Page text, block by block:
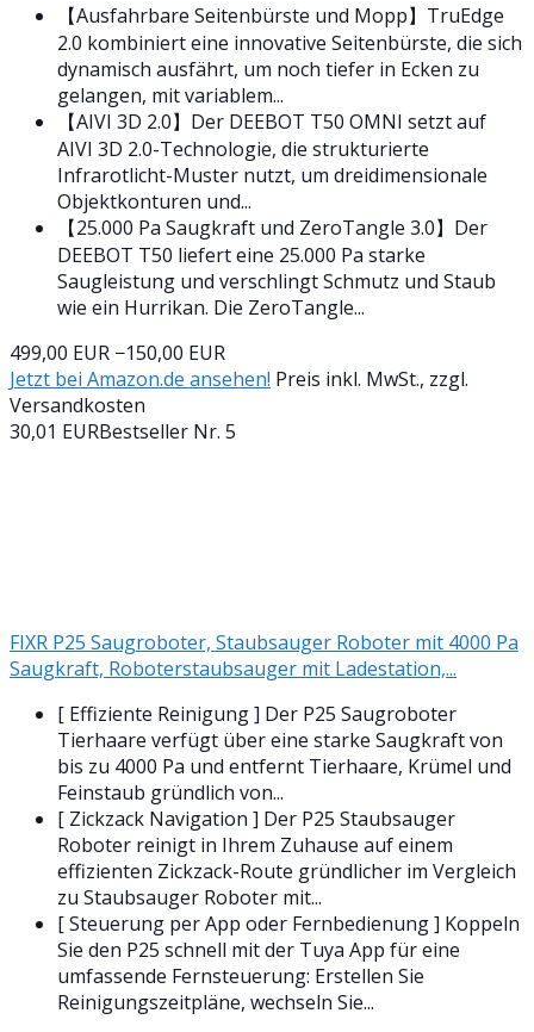
【Ausfahrbare Seitenbürste und Mopp】TruEdge
2.0 kombiniert eine innovative Seitenbürste, die sich
dynamisch ausfährt, um noch tiefer in Ecken zu
gelangen, mit variablem...
【AIVI 3D 2.0】Der DEEBOT T50 OMNI setzt auf
AIVI 3D 2.0-Technologie, die strukturierte
Infrarotlicht-Muster nutzt, um dreidimensionale
Objektkonturen und...
【25.000 Pa Saugkraft und ZeroTangle 3.0】Der
DEEBOT T50 liefert eine 25.000 Pa starke
Saugleistung und verschlingt Schmutz und Staub
wie ein Hurrikan. Die ZeroTangle...
499,00 EUR −150,00 EUR
Jetzt bei Amazon.de ansehen! Preis inkl. MwSt., zzgl.
Versandkosten
30,01 EURBestseller Nr. 5
FIXR P25 Saugroboter, Staubsauger Roboter mit 4000 Pa
Saugkraft, Roboterstaubsauger mit Ladestation,...
[ Effiziente Reinigung ] Der P25 Saugroboter
Tierhaare verfügt über eine starke Saugkraft von
bis zu 4000 Pa und entfernt Tierhaare, Krümel und
Feinstaub gründlich von...
[ Zickzack Navigation ] Der P25 Staubsauger
Roboter reinigt in Ihrem Zuhause auf einem
effizienten Zickzack-Route gründlicher im Vergleich
zu Staubsauger Roboter mit...
[ Steuerung per App oder Fernbedienung ] Koppeln
Sie den P25 schnell mit der Tuya App für eine
umfassende Fernsteuerung: Erstellen Sie
Reinigungszeitpläne, wechseln Sie...